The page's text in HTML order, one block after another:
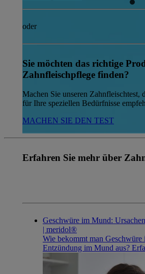
oder
Sie möchten das richtige
Zahnfleischpflege finden?
Machen Sie unseren
für Ihre speziellen Bedürfnisse
MACHEN SIE DEN TEST
Erfahren Sie mehr über
Geschwüre im Mund:
| meridol®
Wie bekommt man
Entzündung im Mund aus?